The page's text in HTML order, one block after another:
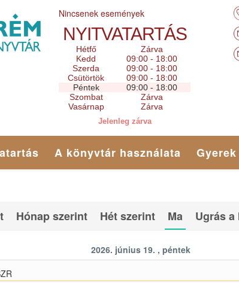
Nincsenek események
NYITVATARTÁS
Hétfő
Zárva
Kedd
09:00 - 18:00
Szerda
09:00 - 18:00
Csütörtök
09:00 - 18:00
Péntek
09:00 - 18:00
Szombat
Zárva
Vasárnap
Zárva
Jelenleg zárva
A könyvtár használata
Hónap szerint Hét szerint Ma Ugrás
2026. június 19. , péntek